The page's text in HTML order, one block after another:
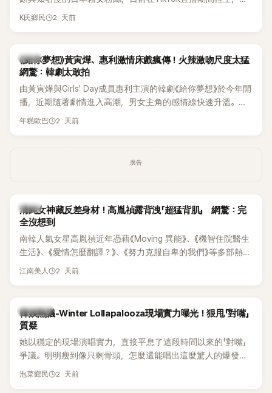
終不幸身亡，消息曝光後震驚韓網，也讓不少粉絲湧入社群平
K氏鄉民 2 天前
韓劇
《給你夢想》黃寅燁、惠利激情床戲瘋傳！火辣激吻尺度太猛
網驚：韓劇太敢拍
由黃寅燁與Girls' Day成員惠利主演的韓劇《給你夢想》於今年開
播，近期隨著劇情進入高潮，男女主角的感情線快速升溫。最
新播出的第8集不僅上演火辣吻戲，更接連出現床戲橋段，讓
年糕歐巴 2 天前
廣告
韓星
清純女神藏反差身材！高胤禎露背洩「超猛背肌」 網驚：完
全沒想到
南韓人氣女星高胤禎近年憑藉《Moving 異能》、《機智住院醫生
生活》、《愛情怎麼翻譯？》、《努力克服自卑的我們》等多部熱門
作品，躍升為韓劇新一代女神代表，不僅演技備受肯定，精緻
細身材下的超狂背肌與肩膀線條，反差感十足，讓不少網友看
傻直呼：「原來她身材這麼猛！」
江南美人 2 天前
熱議討論
韓娛熱議-Winter Lollapalooza現場實力曝光！狠甩「對嘴」
質疑
她以穩定的現場演唱實力，直接平息了這段時間以來的「對嘴」
爭議。明明瘦到像只剩骨頭，怎麼還能唱出這麼驚人的爆發力
和音量？
泡菜鄉民 2 天前